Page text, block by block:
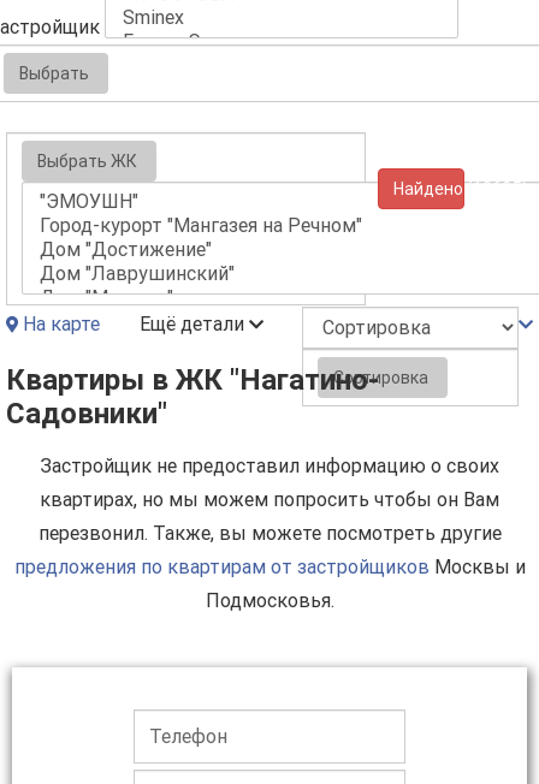
Выбрать
Выбрать ЖК
Найдено (10625)
На карте Ещё детали
Сортировка
Квартиры в ЖК "Нагатино-
Садовники"
Застройщик не предоставил информацию о своих
квартирах, но мы можем попросить чтобы он Вам
перезвонил. Также, вы можете посмотреть другие
предложения по квартирам от застройщиков Москвы и
Подмосковья.